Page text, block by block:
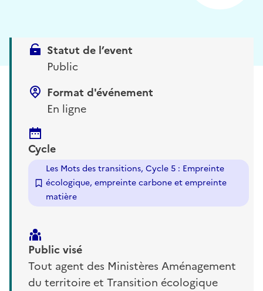
Statut de l’event
Public
Format d'événement
En ligne
Cycle
Les Mots des transitions, Cycle 5 : Empreinte
écologique, empreinte carbone et empreinte
matière
Public visé
Tout agent des Ministères Aménagement
du territoire et Transition écologique